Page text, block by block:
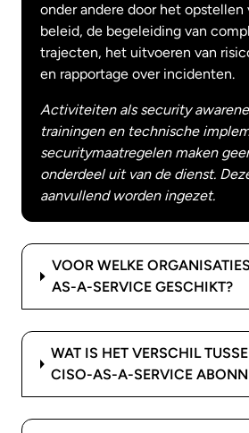
onder andere door het opstellen
beleid, de begeleiding van
trajecten, het uitvoeren van
en rapportage over incidenten.
Activiteiten als security
trainingen en technische
securitymaatregelen maken
onderdeel uit van de dienst.
aanvullend worden ingezet.
VOOR WELKE
AS-A-SERVICE GESCHIKT?
WAT IS HET VERSCHIL
CISO-AS-A-SERVICE